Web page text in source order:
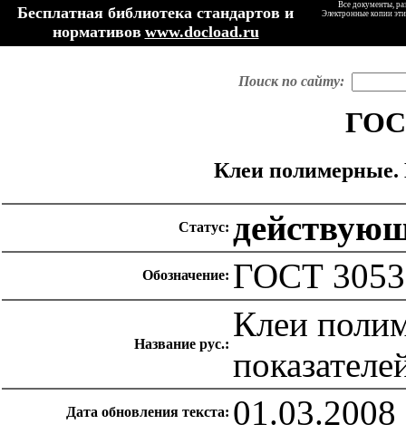
Бесплатная библиотека стандартов и
нормативов www.docload.ru
Все документы,
Электронные копии
Поиск по сайту:
Клеи полимерные.
Статус:
Обозначение: ГОСТ
Название рус.:
Клеи
Дата обновления текста: 01.03.2008